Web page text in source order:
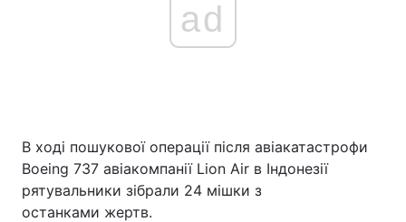
ad
В ході пошукової операції після авіакатастрофи
Boeing 737 авіакомпанії Lion Air в Індонезії
рятувальники зібрали 24 мішки з
останками жертв.